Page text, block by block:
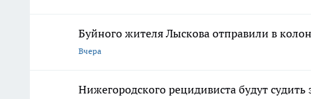
Буйного жителя Лыскова отправили в
Вчера
Нижегородского рецидивиста будут